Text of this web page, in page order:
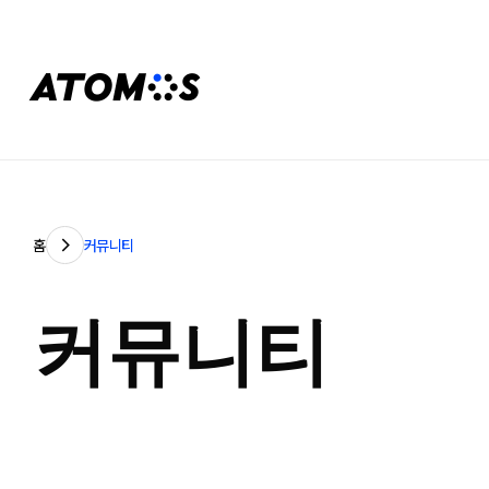
홈 커뮤니티
커뮤니티